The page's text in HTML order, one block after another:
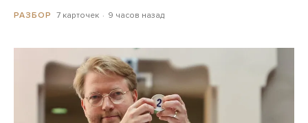
РАЗБОР 7 карточек 9 часов назад